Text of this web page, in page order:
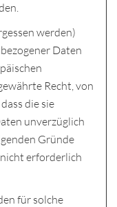
werden)
Daten
Recht, von
die sie
unverzüglich
Gründe
erforderlich
für solche